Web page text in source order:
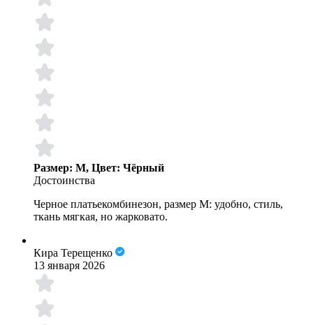
Размер: M, Цвет: Чёрный
Достоинства
Черное платьекомбинезон, размер М: удобно, стиль,
ткань мягкая, но жарковато.
Кира Терещенко
13 января 2026